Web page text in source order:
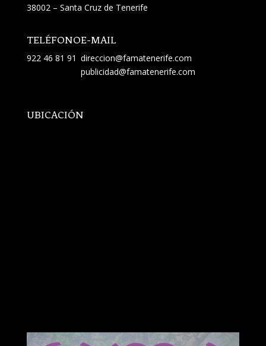
38002 – Santa Cruz de Tenerife
TELÉFONO
922 46 81 91
E-MAIL
direccion@famatenerife.com
publicidad@famatenerife.com
UBICACIÓN